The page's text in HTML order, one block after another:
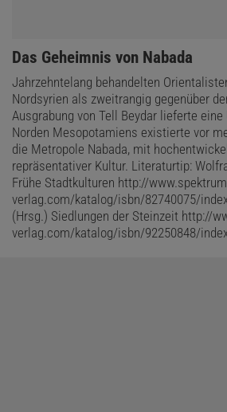
:
Das Geheimnis von Nabada
Jahrzehntelang behandelten
Nordsyrien als zweitrangig gegenüber
Ausgrabung von Tell Beydar lieferte eine
Norden Mesopotamiens existierte vor
die Metropole Nabada, mit
repräsentativer Kultur. Literaturtip:
Frühe Stadtkulturen http://
verlag.com/katalog/isbn/82740075/
(Hrsg.) Siedlungen der Steinzeit http://
verlag.com/katalog/isbn/92250848/